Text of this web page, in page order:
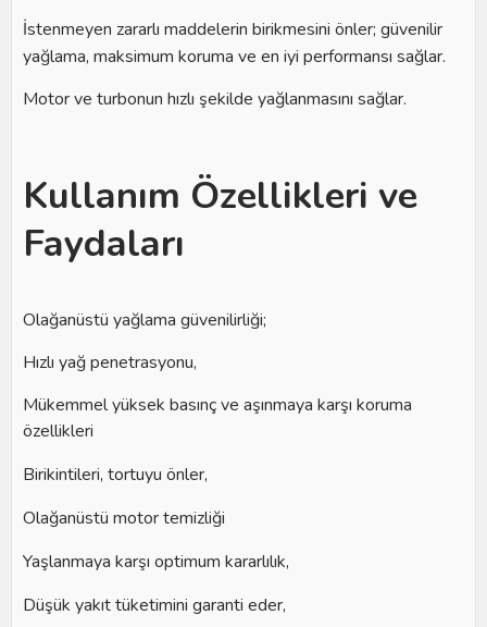
İstenmeyen zararlı maddelerin birikmesini önler; güvenilir
yağlama, maksimum koruma ve en iyi performansı sağlar.
Motor ve turbonun hızlı şekilde yağlanmasını sağlar.
Kullanım Özellikleri ve
Faydaları
Olağanüstü yağlama güvenilirliği;
Hızlı yağ penetrasyonu,
Mükemmel yüksek basınç ve aşınmaya karşı koruma
özellikleri
Birikintileri, tortuyu önler,
Olağanüstü motor temizliği
Yaşlanmaya karşı optimum kararlılık,
Düşük yakıt tüketimini garanti eder,